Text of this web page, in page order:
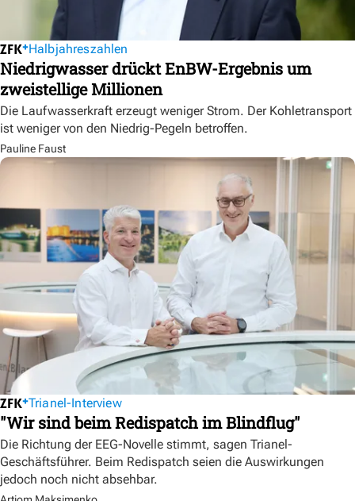
Halbjahreszahlen
Niedrigwasser drückt EnBW-Ergebnis um
zweistellige Millionen
Die Laufwasserkraft erzeugt weniger Strom. Der Kohletransport
ist weniger von den Niedrig-Pegeln betroffen.
Pauline Faust
Trianel-Interview
"Wir sind beim Redispatch im Blindflug"
Die Richtung der EEG-Novelle stimmt, sagen Trianel-
Geschäftsführer. Beim Redispatch seien die Auswirkungen
jedoch noch nicht absehbar.